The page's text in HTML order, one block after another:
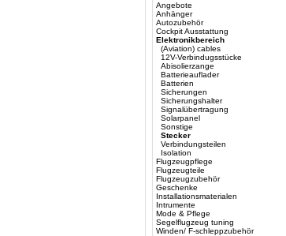
Angebote
Anhänger
Autozubehör
Cockpit Ausstattung
Elektronikbereich
(Aviation) cables
12V-Verbindugsstücke
Abisolierzange
Batterieauflader
Batterien
Sicherungen
Sicherungshalter
Signalübertragung
Solarpanel
Sonstige
Stecker
Verbindungsteilen
Isolation
Flugzeugpflege
Flugzeugteile
Flugzeugzubehör
Geschenke
Installationsmaterialen
Intrumente
Mode & Pflege
Segelflugzeug tuning
Winden/ F-schleppzubehör